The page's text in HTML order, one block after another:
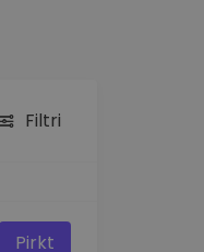
Filtri
Pirkt